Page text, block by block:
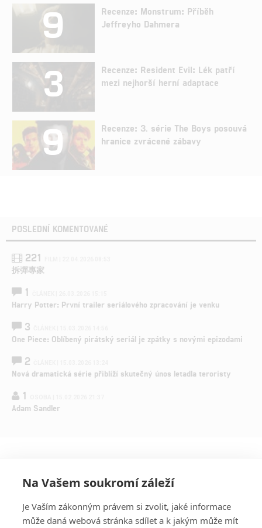
9
Recenze: Monstrum: Příběh
Jeffreyho Dahmera
3
Recenze: Resident Evil: Lék patří
mezi nejhorší herní adaptace
9
Recenze: 3. série The Boys posouvá
hranice zvrácené zábavy
POSLEDNÍ KOMENTOVANÉ
221
拆彈專家
1
Harry Potter: První trailer seriálového zpracování je venku
3
One Piece: Oblíbený pirátský seriál je zpátky s novými epizodami
2
Nová dramatická série přiblíží skutečný únos letadla teroristy
1
Adam Sandler
Na Vašem soukromí záleží
Je Vaším zákonným právem si zvolit, jaké informace
může daná webová stránka sdílet a k jakým může mít